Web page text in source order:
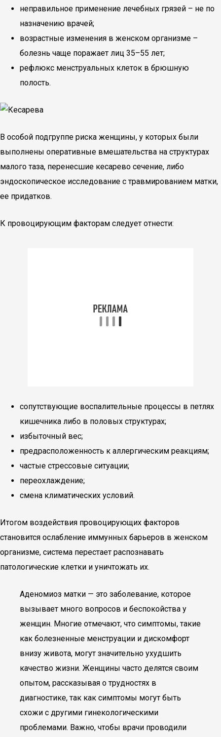
неправильное применение лечебных грязей – не по
назначению врачей;
возрастные изменения в женском организме –
болезнь чаще поражает лиц 35–55 лет;
рефлюкс менструальных клеток в брюшную
полость.
В особой подгруппе риска женщины, у которых были
выполнены оперативные вмешательства на структурах
малого таза, перенесшие кесарево сечение, либо
эндоскопическое исследование с травмированием матки,
ее придатков.
К провоцирующим факторам следует отнести:
сопутствующие воспалительные процессы в петлях
кишечника либо в половых структурах;
избыточный вес;
предрасположенность к аллергическим реакциям;
частые стрессовые ситуации;
переохлаждение;
смена климатических условий.
Итогом воздействия провоцирующих факторов
становится ослабление иммунных барьеров в женском
организме, система перестает распознавать
патологические клетки и уничтожать их.
Аденомиоз матки — это заболевание, которое
вызывает много вопросов и беспокойства у
женщин. Многие отмечают, что симптомы, такие
как болезненные менструации и дискомфорт
внизу живота, могут значительно ухудшить
качество жизни. Женщины часто делятся своим
опытом, рассказывая о трудностях в
диагностике, так как симптомы могут быть
схожи с другими гинекологическими
проблемами. Важно, чтобы врачи проводили